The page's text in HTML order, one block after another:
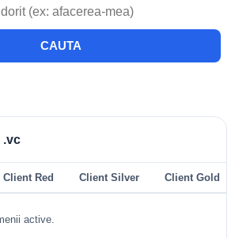
CAUTA
.vc
Client Red Client Silver Client Gold
active.